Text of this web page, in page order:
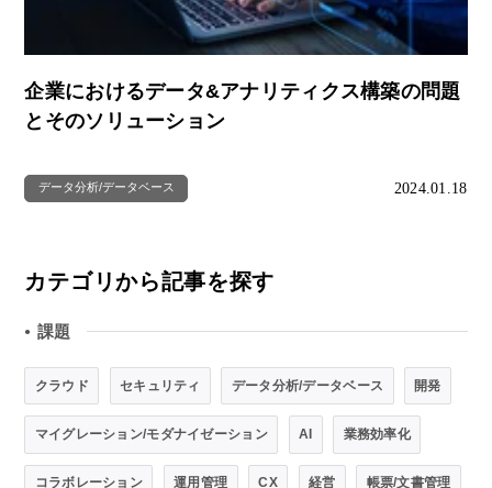
企業におけるデータ&アナリティクス構築の問題
とそのソリューション
データ分析/データベース 2024.01.18
カテゴリから記事を探す
● 課題
クラウド セキュリティ データ分析/データベース 開発
マイグレーション/モダナイゼーション AI 業務効率化
コラボレーション 運用管理 CX 経営 帳票/文書管理